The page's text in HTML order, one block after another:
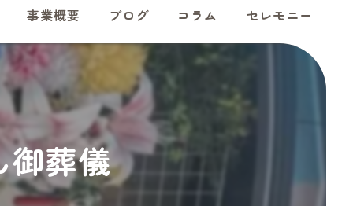
葬
葬
事業概要 ブログ コラム セレモニー
御葬儀